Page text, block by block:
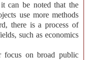
can be noted that the
use more methods
there is a process of
such as economics
focus on broad public